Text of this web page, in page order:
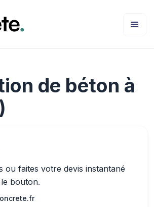
de béton à
ou faites votre devis instantané
bouton.